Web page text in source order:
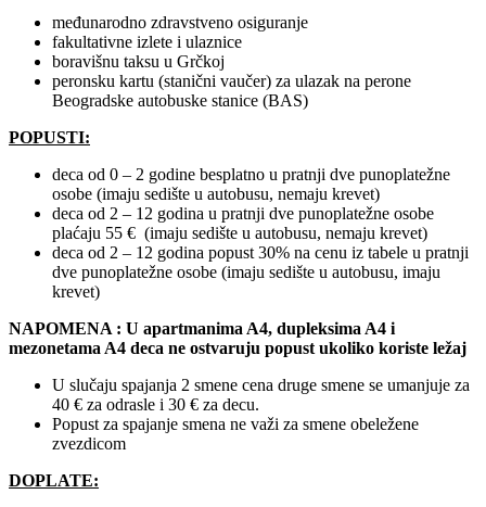
međunarodno zdravstveno osiguranje
fakultativne izlete i ulaznice
boravišnu taksu u Grčkoj
peronsku kartu (stanični vaučer) za ulazak na perone
Beogradske autobuske stanice (BAS)
POPUSTI:
deca od 0 – 2 godine besplatno u pratnji dve punoplatežne
osobe (imaju sedište u autobusu, nemaju krevet)
deca od 2 – 12 godina u pratnji dve punoplatežne osobe
plaćaju 55 € (imaju sedište u autobusu, nemaju krevet)
deca od 2 – 12 godina popust 30% na cenu iz tabele u pratnji
dve punoplatežne osobe (imaju sedište u autobusu, imaju
krevet)
NAPOMENA : U apartmanima A4, dupleksima A4 i
mezonetama A4 deca ne ostvaruju popust ukoliko koriste ležaj
U slučaju spajanja 2 smene cena druge smene se umanjuje za
40 € za odrasle i 30 € za decu.
Popust za spajanje smena ne važi za smene obeležene
zvezdicom
DOPLATE: